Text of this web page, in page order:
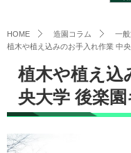
HOME 造園コラム
一
植木や植え込みのお手入れ作業 中
植木や植え込
央大学 後楽